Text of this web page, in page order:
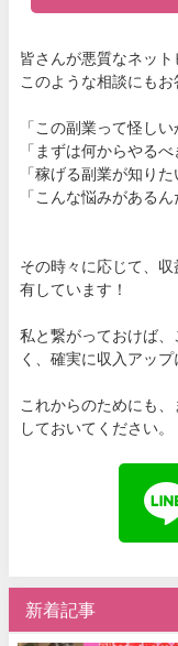
皆さんが悪質なネッ
このような相談にもお
「この副業って怪しい
「まずは何からやるべ
「稼げる副業が知りた
「こんな悩みがあるん
その時々に応じて、
有しています！
私と繋がっておけば
く、確実に収入アップ
これからのためにも
しておいてください。
新着記事